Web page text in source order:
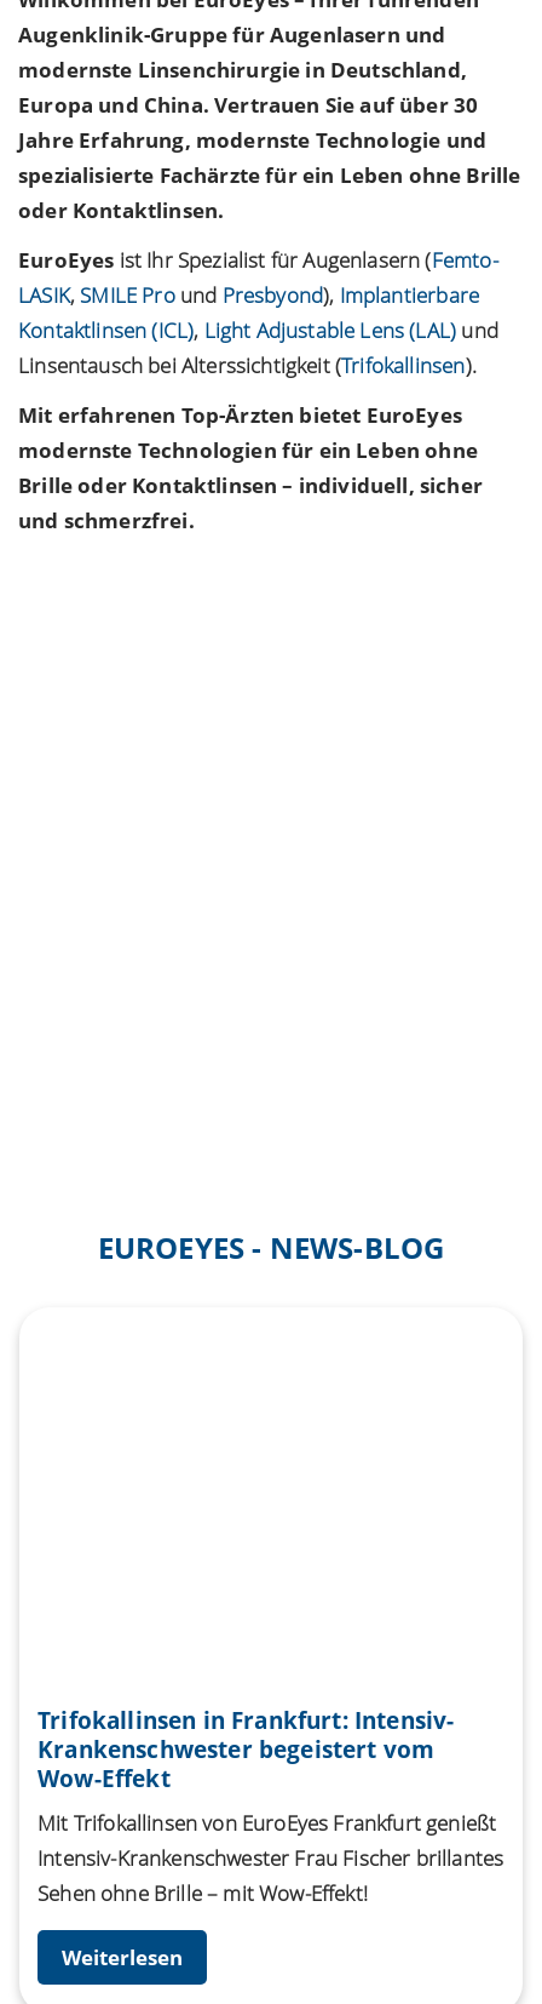
Augenklinik-Gruppe für Augenlasern und
modernste Linsenchirurgie in Deutschland,
Europa und China. Vertrauen Sie auf über 30
Jahre Erfahrung, modernste Technologie und
spezialisierte Fachärzte für ein Leben ohne Brille
oder Kontaktlinsen.
EuroEyes ist Ihr Spezialist für Augenlasern (Femto-
LASIK, SMILE Pround Presbyond), Implantierbare
Kontaktlinsen (ICL), Light Adjustable Lens (LAL) und
Linsentausch bei Alterssichtigkeit(Trifokallinsen).
Mit erfahrenen Top-Ärzten bietet EuroEyes
modernste Technologien für ein Leben ohne
Brille oder Kontaktlinsen – individuell, sicher
und schmerzfrei.
EUROEYES - NEWS-BLOG
Trifokallinsen in Frankfurt: Intensiv-
Krankenschwester begeistert vom
Wow-Effekt
Mit Trifokallinsen von EuroEyes Frankfurt genießt
Intensiv-Krankenschwester Frau Fischer brillantes
Sehen ohne Brille – mit Wow-Effekt!
Weiterlesen